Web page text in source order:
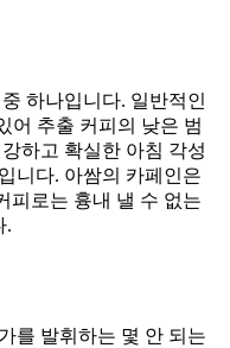
하나입니다. 일반적인
어 추출 커피의 낮은 범
하고 확실한 아침 각성
니다. 아쌈의 카페인은
피로는 흉내 낼 수 없는
.
를 발휘하는 몇 안 되는